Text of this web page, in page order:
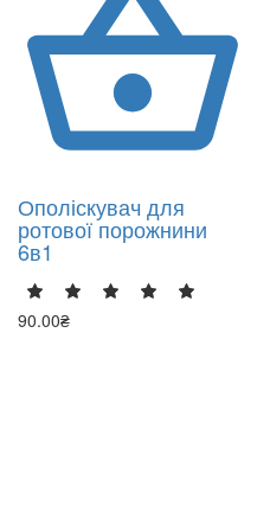
Ополіскувач для
ротової порожнини
6в1
90.00₴